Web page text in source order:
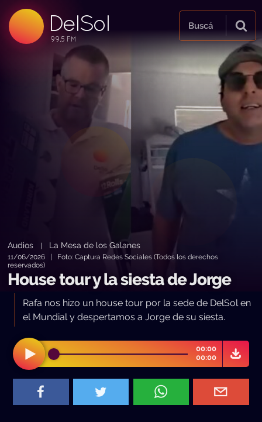
DelSol
99.5 FM
99.5 FM
99.5 FM
Buscá
Audios La Mesa de los Galanes
11/06/2026 | Foto: Captura Redes Sociales (Todos los derechos
reservados)
House tour y la siesta de Jorge
Rafa nos hizo un house tour por la sede de DelSol en
el Mundial y despertamos a Jorge de su siesta.
00:00
00:00